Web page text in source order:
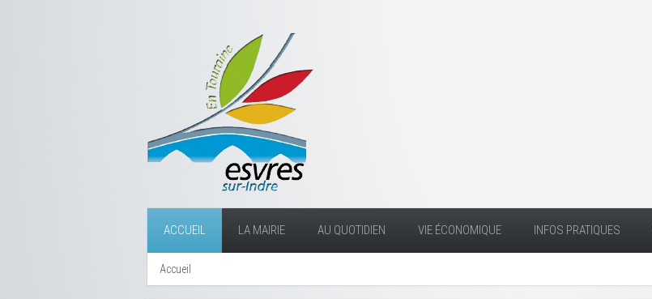
ACCUEIL LA MAIRIE AU QUOTIDIEN VIE ÉCONOMIQUE INFOS PRATIQUES
Accueil